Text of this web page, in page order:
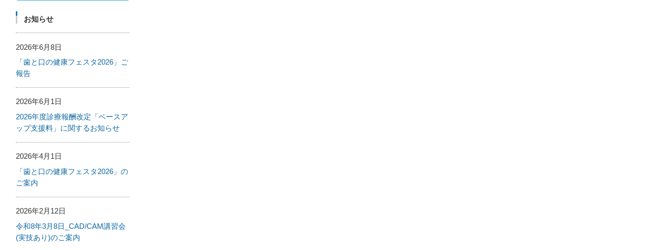
お知らせ
2026年6月8日
「歯と口の健康フェスタ2026」ご
報告
2026年6月1日
2026年度診療報酬改定「ベースア
ップ支援料」に関するお知らせ
2026年4月1日
「歯と口の健康フェスタ2026」の
ご案内
2026年2月12日
令和8年3月8日_CAD/CAM講習会
(実技あり)のご案内